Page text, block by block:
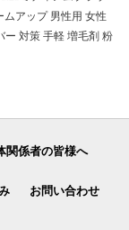
アップ 男性用 女性
ー 対策 手軽 増毛剤 粉
関係者の皆様へ
お問い合わせ